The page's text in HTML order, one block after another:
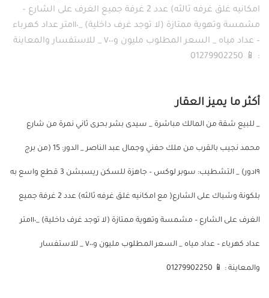
امكانيه غلق غرفه ثالثه) عدد 2 غرفة جميع الغرف على الشارع –
مشمسة وتهوية ممتازة (لا توجد غرف داخلية) _١١٠متر عداد كهرباء
– عداد مياه _ السعر المطلوب مليون و٧٠٠ _ للاستفسار والمعاينة
: 📱 01279902250
أكثر ما يميز العقار
_ للبيع شقة من المالك مباشرة _ سيدى بشر بحرى ثاني نمرة من شارع
محمد نجيب بالقرب من ملك حفني وجمال عبد الناصر _ الدور: 15 (من برج
١٩دور) _ التشطيب: سوبر لوكس – جاهزة للسكن ريسبشن 3 قطع واسع به
بلكونة وشباك على الشارع( مع امكانيه غلق غرفه ثالثه) عدد 2 غرفة جميع
الغرف على الشارع – مشمسة وتهوية ممتازة (لا توجد غرف داخلية) _١١٠متر
عداد كهرباء – عداد مياه _ السعر المطلوب مليون و٧٠٠ _ للاستفسار
والمعاينة : 📱 01279902250